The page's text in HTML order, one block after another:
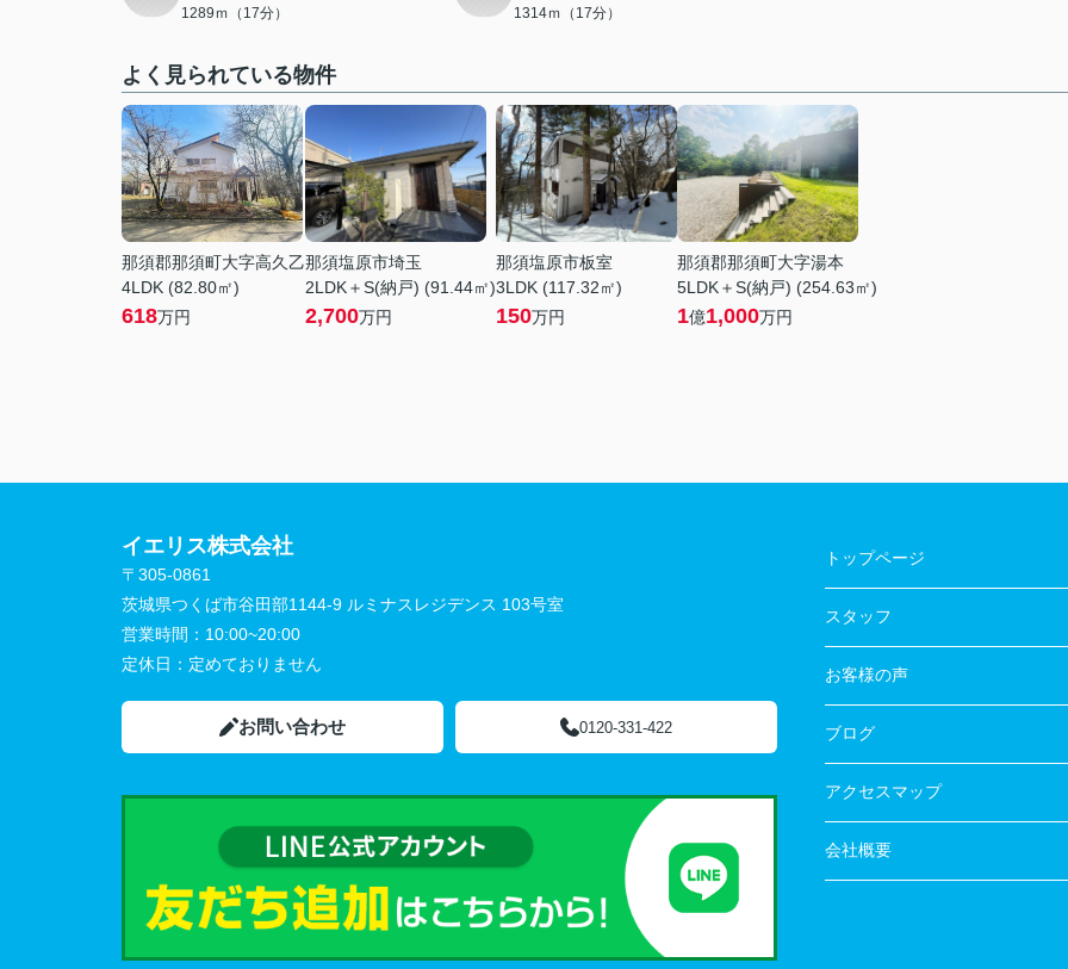
1289ｍ（17分） 1314ｍ（17分）
よく見られている物件
那須郡那須町大字高久乙
4LDK (82.80㎡)
618万円
那須塩原市埼玉
2LDK＋S(納戸) (91.44㎡)
2,700万円
那須塩原市板室
3LDK (117.32㎡)
150万円
那須郡那須町大字湯本
5LDK＋S(納戸) (254.63㎡)
1億1,000万円
イエリス株式会社
〒305-0861
茨城県つくば市谷田部1144-9 ルミナスレジデンス 103号室
営業時間： 10:00~20:00
定休日： 定めておりません
お問い合わせ 0120-331-422
トップページ
スタッフ
お客様の声
ブログ
アクセスマップ
会社概要